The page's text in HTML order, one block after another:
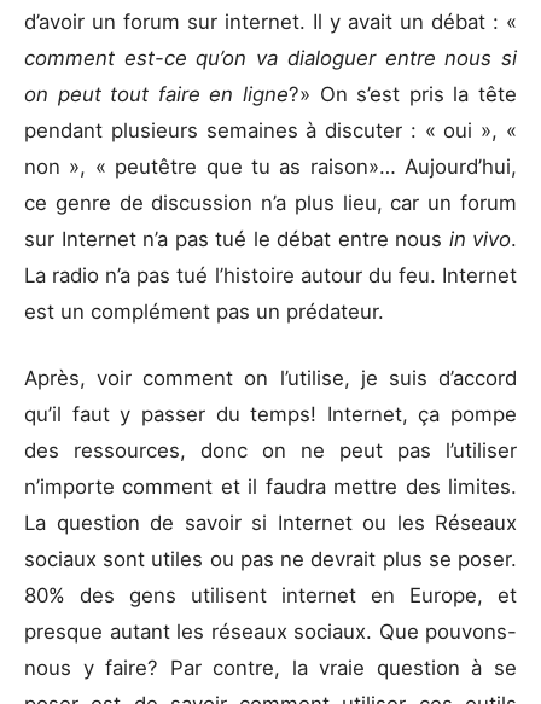
d’avoir un forum sur internet. Il y avait un débat : «
comment est-ce qu’on va dialoguer entre nous si
on peut tout faire en ligne?» On s’est pris la tête
pendant plusieurs semaines à discuter : « oui », «
non », « peutêtre que tu as raison»… Aujourd’hui,
ce genre de discussion n’a plus lieu, car un forum
sur Internet n’a pas tué le débat entre nous in vivo.
La radio n’a pas tué l’histoire autour du feu. Internet
est un complément pas un prédateur.
Après, voir comment on l’utilise, je suis d’accord
qu’il faut y passer du temps! Internet, ça pompe
des ressources, donc on ne peut pas l’utiliser
n’importe comment et il faudra mettre des limites.
La question de savoir si Internet ou les Réseaux
sociaux sont utiles ou pas ne devrait plus se poser.
80% des gens utilisent internet en Europe, et
presque autant les réseaux sociaux. Que pouvons-
nous y faire? Par contre, la vraie question à se